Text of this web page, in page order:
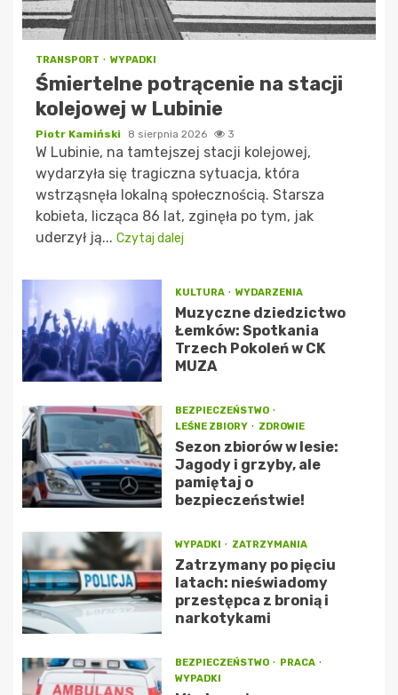
TRANSPORT WYPADKI
Śmiertelne potrącenie na stacji
kolejowej w Lubinie
Piotr Kamiński 8 sierpnia 2026 3
W Lubinie, na tamtejszej stacji kolejowej,
wydarzyła się tragiczna sytuacja, która
wstrząsnęła lokalną społecznością. Starsza
kobieta, licząca 86 lat, zginęła po tym, jak
uderzył ją... Czytaj dalej
KULTURA WYDARZENIA
Muzyczne dziedzictwo
Łemków: Spotkania
Trzech Pokoleń w CK
MUZA
BEZPIECZEŃSTWO
LEŚNE ZBIORY
ZDROWIE
Sezon zbiorów w lesie:
Jagody i grzyby, ale
pamiętaj o
bezpieczeństwie!
WYPADKI ZATRZYMANIA
Zatrzymany po pięciu
latach: nieświadomy
przestępca z bronią i
narkotykami
BEZPIECZEŃSTWO
PRACA
WYPADKI